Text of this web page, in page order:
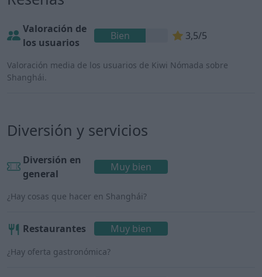
Valoración de
los usuarios
Bien 3,5/5
Valoración media de los usuarios de Kiwi Nómada sobre
Shanghái.
Diversión y servicios
Diversión en
general
Muy bien
¿Hay cosas que hacer en Shanghái?
Restaurantes Muy bien
¿Hay oferta gastronómica?